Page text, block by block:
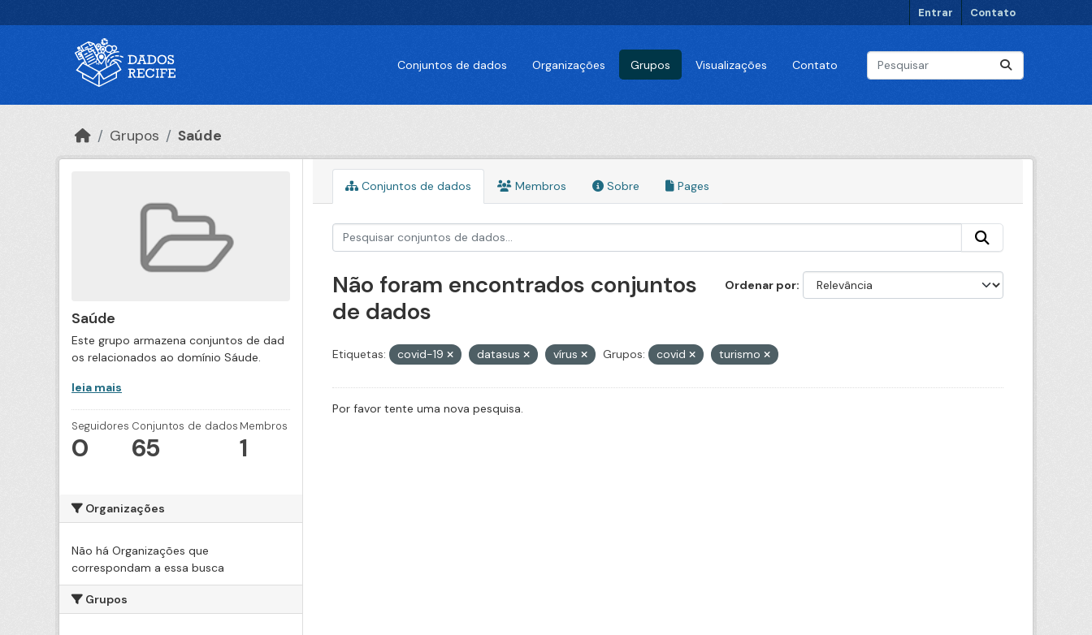
Entrar Contato
Conjuntos de dados Organizações Grupos Visualizações Contato
Grupos Saúde
Saúde
Este grupo armazena conjuntos de dad
os relacionados ao domínio Sáude.
leia mais
Seguidores
0
Conjuntos de dados
65
Membros
1
Organizações
Não há Organizações que
correspondam a essa busca
Grupos
Conjuntos de dados Membros Sobre Pages
Ordenar por
Não foram encontrados conjuntos
de dados
Etiquetas: covid-19 datasus vírus Grupos: covid turismo
Por favor tente uma nova pesquisa.